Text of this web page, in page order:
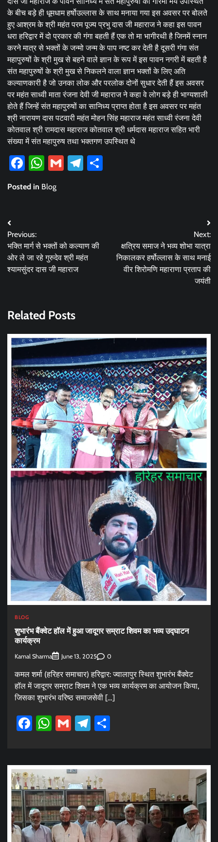
के बीच बड़े ही धूमधाम हर्षोउल्लास के साथ मनाया गया इस अवसर पर बोलते
हुए आश्रम के श्री महंत परम पूज्य प्रभु दास जी महाराज ने कहा इस पावन
धरा हरिद्वार में दो प्रकार की गंगा बहती हैं एक तो मा भागीरथी है जिनमें स्नान
करने मात्र से भक्तों के जन्मो जन्म के पाप नष्ट कर देती है दूसरी गंगा संत
महापुरुषों के श्री मुख से बहने वाले ज्ञान के रूप में इस पावन नगरी में बहती है
संत महापुरुषों के श्री मुख से निकलने वाला ज्ञान भक्तों के लिए अति
कल्याणकारी है जो उनका लोक और परलोक दोनों सुधार देती हैं इस अवसर
पर महंत साध्वी माता रंजना देवी जी महाराज ने कहा वे लोग बड़े ही भाग्यशाली
होते हैं जिन्हें संत महापुरुषों का सानिध्य प्राप्त होता है इस अवसर पर महंत
श्री नारायण दास पटवारी महंत मोहन सिंह महाराज महंत साध्वी रंजना देवी
कोतवाल श्री रामदास महाराज कोतवाल श्री धर्मदास महाराज सहित भारी
संख्या में संत महापुरुष तथा भक्तगण उपस्थित थे
Facebook
WhatsApp
GmailTelegram
Posted in Blog
Post
navigation
Previous:
भक्ति मार्ग से भक्तों को कल्याण की
ओर ले जा रहे गुरुदेव श्री महंत
श्यामसुंदर दास जी महाराज
Next:
क्षत्रिय समाज ने भव्य शोभा यात्रा
निकालकर हर्षोल्लास के साथ मनाई
वीर शिरोमणि महाराणा प्रताप की
जयंती
Related Posts
BLOG
शुभारंभ बैंक्वेट हॉल में हुआ जादूगर सम्राट शिवम का भव्य उद्घाटन
कार्यक्रम
Kamal Sharma June 13, 2025 0
कमल शर्मा (हरिहर समाचार) हरिद्वार: ज्वालापुर स्थित शुभारंभ बैंक्वेट
हॉल में जादूगर सम्राट शिवम ने एक भव्य कार्यक्रम का आयोजन किया,
जिसका शुभारंभ वरिष्ठ समाजसेवी […]
Facebook
WhatsApp
GmailTelegram